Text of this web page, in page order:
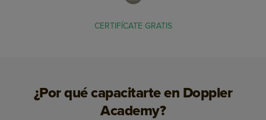
CERTIFÍCATE GRATIS
¿Por qué capacitarte en Doppler
Academy?